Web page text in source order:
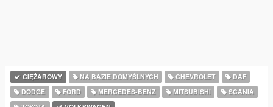
CIĘŻAROWY NA BAZIE DOMYŚLNYCH CHEVROLET
DAF
DODGE
FORD MERCEDES-BENZ MITSUBISHI
SCANIA